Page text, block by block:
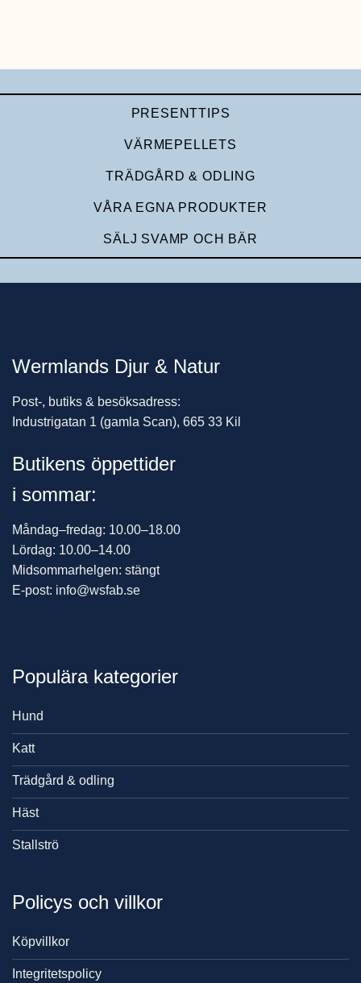
PRESENTTIPS
VÄRMEPELLETS
TRÄDGÅRD & ODLING
VÅRA EGNA PRODUKTER
SÄLJ SVAMP OCH BÄR
Wermlands Djur & Natur
Post-, butiks & besöksadress:
Industrigatan 1 (gamla Scan), 665 33 Kil
Butikens öppettider
i sommar:
Måndag–fredag: 10.00–18.00
Lördag: 10.00–14.00
Midsommarhelgen: stängt
E-post: info@wsfab.se
Populära kategorier
Hund
Katt
Trädgård & odling
Häst
Stallströ
Policys och villkor
Köpvillkor
Integritetspolicy